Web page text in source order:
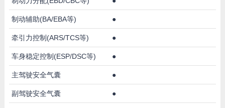
制动辅助(BA/EBA等) ●
牵引力控制(ARS/TCS等) ●
车身稳定控制(ESP/DSC等) ●
主驾驶安全气囊 ●
副驾驶安全气囊 ●